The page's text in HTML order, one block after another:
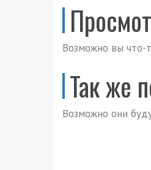
Возможно вы что-
Так же
Возможно они